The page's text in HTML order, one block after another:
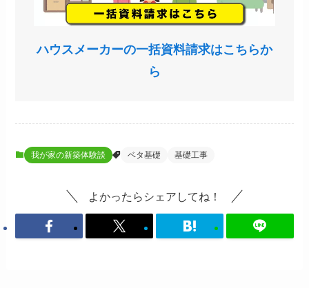
ハウスメーカーの一括資料請求はこちらか
ら
我が家の新築体験談 ベタ基礎 基礎工事
よかったらシェアしてね！